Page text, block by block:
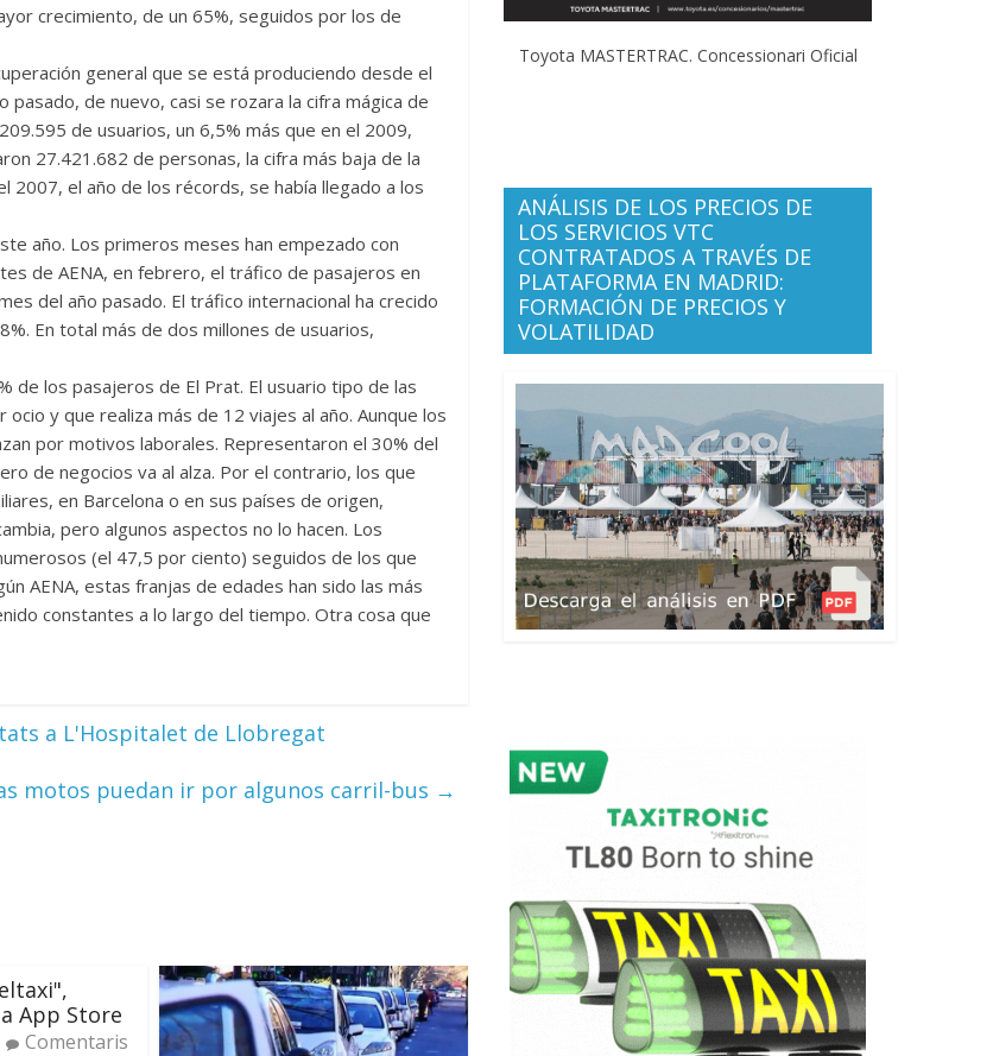
crecimiento, de un 65%, seguidos por los de
general que se está produciendo desde el
de nuevo, casi se rozara la cifra mágica de
de usuarios, un 6,5% más que en el 2009,
27.421.682 de personas, la cifra más baja de la
2007, el año de los récords, se había llegado a los
año. Los primeros meses han empezado con
de AENA, en febrero, el tráfico de pasajeros en
del año pasado. El tráfico internacional ha crecido
En total más de dos millones de usuarios,
de los pasajeros de El Prat. El usuario tipo de las
y que realiza más de 12 viajes al año. Aunque los
por motivos laborales. Representaron el 30% del
de negocios va al alza. Por el contrario, los que
en Barcelona o en sus países de origen,
pero algunos aspectos no lo hacen. Los
(el 47,5 por ciento) seguidos de los que
AENA, estas franjas de edades han sido las más
constantes a lo largo del tiempo. Otra cosa que
a L'Hospitalet de Llobregat
motos puedan ir por algunos carril-bus →
App Store
Comentaris
Toyota MASTERTRAC. Concessionari Oficial
ANÁLISIS DE LOS PRECIOS DE
LOS SERVICIOS VTC
CONTRATADOS A TRAVÉS DE
PLATAFORMA EN MADRID:
FORMACIÓN DE PRECIOS Y
VOLATILIDAD